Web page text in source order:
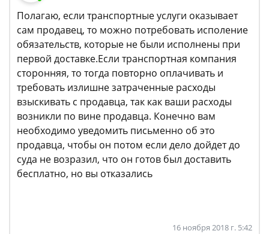
Полагаю, если транспортные услуги оказывает
сам продавец, то можно потребовать исполение
обязательств, которые не были исполнены при
первой доставке.Если транспортная компания
сторонняя, то тогда повторно оплачивать и
требовать излишне затраченные расходы
взыскивать с продавца, так как ваши расходы
возникли по вине продавца. Конечно вам
необходимо уведомить письменно об это
продавца, чтобы он потом если дело дойдет до
суда не возразил, что он готов был доставить
бесплатно, но вы отказались
16 ноября 2018 г. 5:42